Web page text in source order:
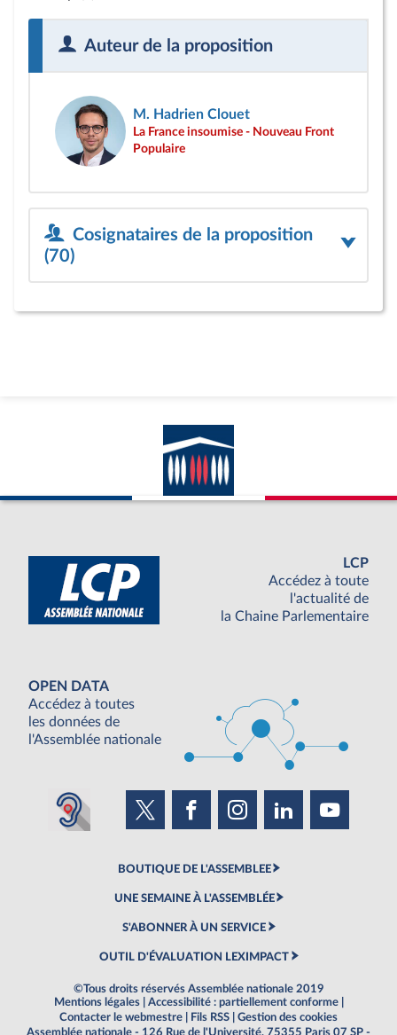
Auteur de la proposition
M. Hadrien Clouet
La France insoumise - Nouveau Front
Populaire
Cosignataires de la proposition
(70)
LCP
Accédez à toute
l'actualité de
la Chaine Parlementaire
OPEN DATA
Accédez à toutes
les données de
l'Assemblée nationale
BOUTIQUE DE L'ASSEMBLEE
UNE SEMAINE À L'ASSEMBLÉE
S'ABONNER À UN SERVICE
OUTIL D'ÉVALUATION LEXIMPACT
©Tous droits réservés Assemblée nationale 2019
Mentions légales
Accessibilité : partiellement conforme
Contacter le webmestre
Fils RSS
Gestion des cookies
Assemblée nationale - 126 Rue de l'Université, 75355 Paris 07 SP -